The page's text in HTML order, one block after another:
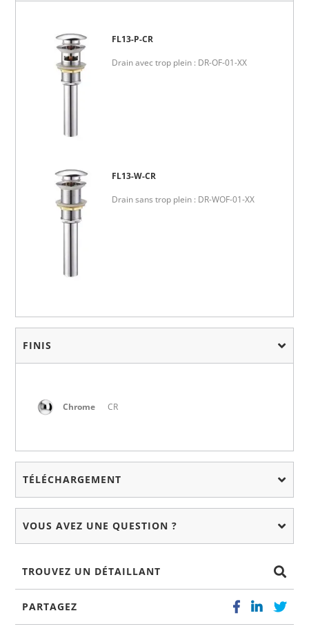
FL13-P-CR
Drain avec trop plein : DR-OF-01-XX
FL13-W-CR
Drain sans trop plein : DR-WOF-01-XX
FINIS
Chrome CR
TÉLÉCHARGEMENT
VOUS AVEZ UNE QUESTION ?
TROUVEZ UN DÉTAILLANT
PARTAGEZ